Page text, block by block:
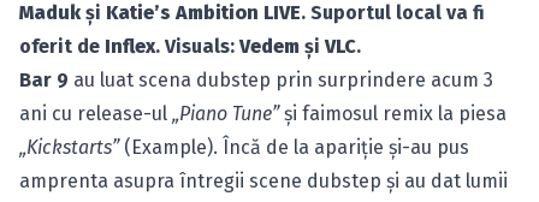
Madukşi Katie’s Ambition LIVE. Suportul local va fi
oferit de Inflex. Visuals:Vedem şiVLC.
Bar 9 au luat scena dubstep prin surprindere acum 3
ani cu release-ul „Piano Tune”şi faimosul remix la piesa
„Kickstarts” (Example). Încă de la apariţie şi-au pus
amprenta asupra întregii scene dubstep şi au dat lumii